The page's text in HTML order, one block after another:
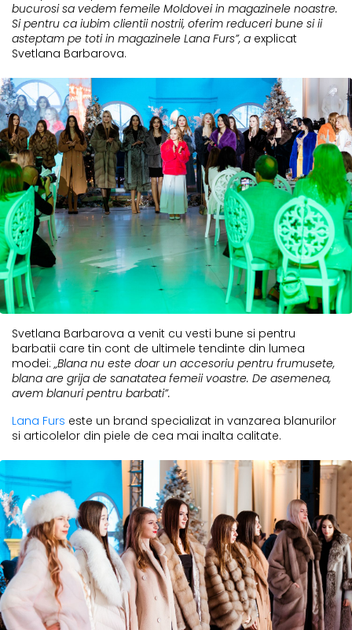
bucurosi sa vedem femeile Moldovei in magazinele noastre.
Si pentru ca iubim clientii nostrii, oferim reduceri bune si ii
asteptam pe toti in magazinele Lana Furs”, a explicat
Svetlana Barbarova.
Svetlana Barbarova a venit cu vesti bune si pentru
barbatii care tin cont de ultimele tendinte din lumea
modei: „Blana nu este doar un accesoriu pentru frumusete,
blana are grija de sanatatea femeii voastre. De asemenea,
avem blanuri pentru barbati”.
Lana Furs este un brand specializat in vanzarea blanurilor
si articolelor din piele de cea mai inalta calitate.